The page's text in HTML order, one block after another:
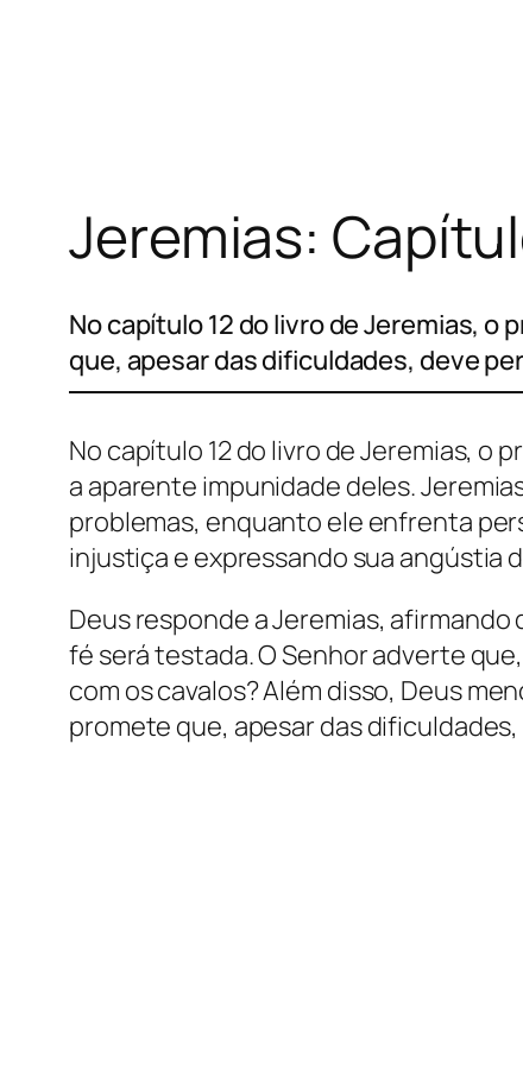
conteúdoJeremias:
No capítulo 12 do livro de Jeremias,
que, apesar das dificuldades, deve
No capítulo 12 do livro de Jeremias, o
a aparente impunidade deles.
problemas, enquanto ele enfrenta
injustiça e expressando sua angústia
Deus responde a Jeremias,
fé será testada. O Senhor adverte
com os cavalos? Além disso, Deus
promete que, apesar das